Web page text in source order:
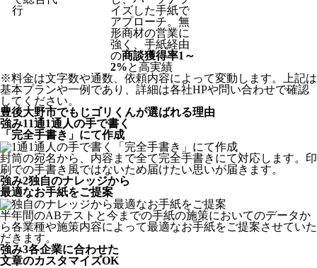
行
イズした手紙で
アプローチ。無
形商材の営業に
強く、手紙経由
の商談獲得率1～
2%と高実績
※料金は文字数や通数、依頼内容によって変動します。上記は
基本プランや一例であり、詳細は各社HPや問い合わせで確認
してください。​
豊後大野市でもじゴリくんが選ばれる理由
強み11通1通人の手で書く
「完全手書き」にて作成
封筒の宛名から、内容まで全て完全手書きにて対応します。印
刷での手書き風ではないため届けたい思いが届きます。
強み2独自のナレッジから
最適なお手紙をご提案
半年間のABテストと今までの手紙の施策においてのデータか
ら各業種や施策内容によって最適なお手紙をご提案させていた
だきます。
強み3各企業に合わせた
文章のカスタマイズOK